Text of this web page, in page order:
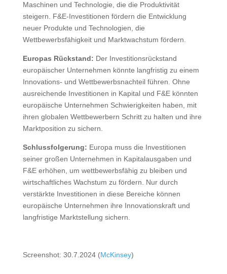
Maschinen und Technologie, die die Produktivität
steigern. F&E-Investitionen fördern die Entwicklung
neuer Produkte und Technologien, die
Wettbewerbsfähigkeit und Marktwachstum fördern.
Europas Rückstand: Der Investitionsrückstand
europäischer Unternehmen könnte langfristig zu einem
Innovations- und Wettbewerbsnachteil führen. Ohne
ausreichende Investitionen in Kapital und F&E könnten
europäische Unternehmen Schwierigkeiten haben, mit
ihren globalen Wettbewerbern Schritt zu halten und ihre
Marktposition zu sichern.
Schlussfolgerung: Europa muss die Investitionen
seiner großen Unternehmen in Kapitalausgaben und
F&E erhöhen, um wettbewerbsfähig zu bleiben und
wirtschaftliches Wachstum zu fördern. Nur durch
verstärkte Investitionen in diese Bereiche können
europäische Unternehmen ihre Innovationskraft und
langfristige Marktstellung sichern.
Screenshot: 30.7.2024 (McKinsey)